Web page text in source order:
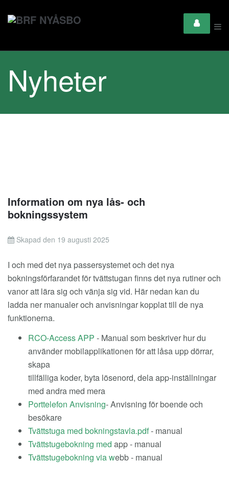
Nyheter
Information om nya lås- och
bokningssystem
Skapad den 19 augusti 2025
I och med det nya passersystemet och det nya
bokningsförfarandet för tvättstugan finns det nya rutiner och
vanor att lära sig och vänja sig vid. Här nedan kan du
ladda ner manualer och anvisningar kopplat till de nya
funktionerna.
RCO-Access APP - Manual som beskriver hur du
använder mobilapplikationen för att låsa upp dörrar,
skapa
tillfälliga koder, byta lösenord, dela app-inställningar
med andra med mera
Porttelefon Anvisning- Anvisning för boende och
besökare
Tvättstuga med bokningstavla.pdf- manual
Tvättstugebokning med app - manual
Tvättstugebokning via webb - manual